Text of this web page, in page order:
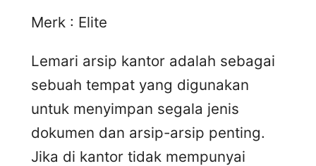
Merk : Elite
Lemari arsip kantor adalah sebagai
sebuah tempat yang digunakan
untuk menyimpan segala jenis
dokumen dan arsip-arsip penting.
Jika di kantor tidak mempunyai